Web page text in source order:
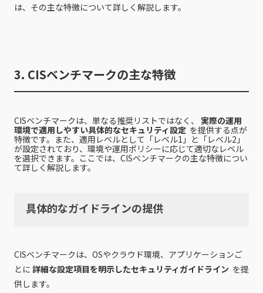
は、その主な特徴について詳しく解説します。
3. CISベンチマークの主な特徴
CISベンチマークは、単なる推奨リストではなく、 実際の運用
環境で適用しやすい具体的なセキュリティ設定 を提供する点が
特徴です。また、適用レベルとして「レベル1」と「レベル2」
が設定されており、環境や運用ポリシーに応じて適切なレベル
を選択できます。ここでは、CISベンチマークの主な特徴につい
て詳しく解説します。
具体的なガイドラインの提供
CISベンチマークは、OSやクラウド環境、アプリケーションご
とに 詳細な設定項目を明示したセキュリティガイドライン を提
供します。